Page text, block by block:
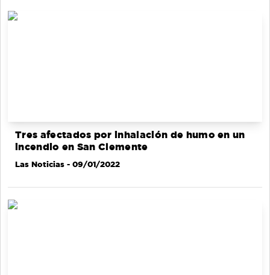
Tres afectados por inhalación de humo en un
incendio en San Clemente
Las Noticias - 09/01/2022